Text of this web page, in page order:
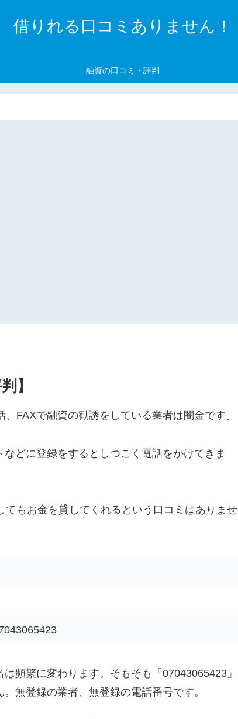
借りれる口コミありません！
融資の口コミ・評判
】
FAXで融資の勧誘をしている業者は闇金です。
どに登録をするとしつこく電話をかけてきま
もお金を貸してくれるという口コミはありませ
頻繁に変わります。そもそも「07043065423」
無登録の業者、無登録の電話番号です。